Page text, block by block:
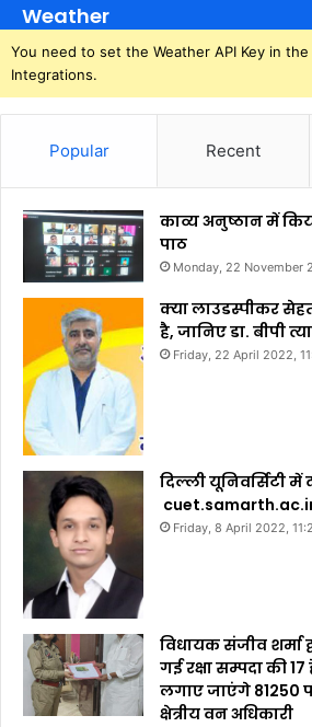
Weather
You need to set the Weather API Key in
Integrations.
Popular Recent
काव्य अनुष्ठान में
पाठ
Monday, 22 November
क्या लाउडस्पीकर
है, जानिए डा. बीपी
Friday, 22 April 2022,
दिल्ली यूनिवर्सिटी में
Friday, 8 April 2022,
विधायक संजीव शर्मा
गई रक्षा सम्पदा की
लगाए जाएंगे 81250
क्षेत्रीय वन अधिकारी